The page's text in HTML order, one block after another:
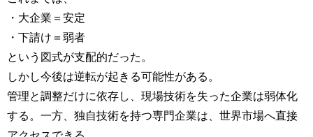
・大企業＝安定
・下請け＝弱者
という図式が支配的だった。
しかし今後は逆転が起きる可能性がある。
管理と調整だけに依存し、現場技術を失った企業は弱体化
する。一方、独自技術を持つ専門企業は、世界市場へ直接